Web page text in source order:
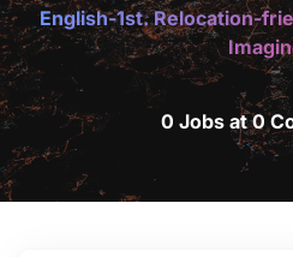
English-1st. Relocation-
0 Jobs at 0